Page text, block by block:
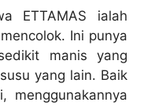
ETTAMAS ialah
Ini punya
manis yang
yang lain. Baik
menggunakannya